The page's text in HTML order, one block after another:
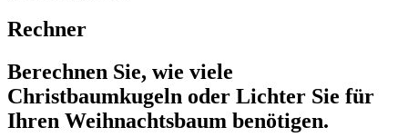
Rechner
Berechnen Sie, wie viele
Christbaumkugeln oder Lichter Sie für
Ihren Weihnachtsbaum benötigen.